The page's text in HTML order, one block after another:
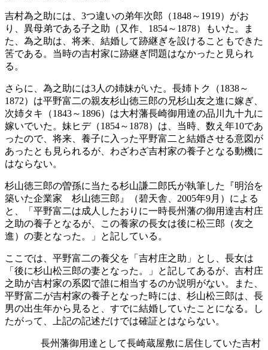
吉村為之助には、3つ違いの弟年次郎（1848～1919）がお
り、異母弟である子之助（又作、1854～1878）もいた。ま
た、為之助は、将来、結婚して跡継ぎを設けることもできた
筈である。当時の吉村家に跡継ぎ問題はなかったと見られ
る。
さらに、為之助には3人の姉妹がいた。長姉トク（1838～
1872）は平野富二の親友杉山徳三郎の兄杉山友之進に嫁ぎ、
次姉タキ（1843～1896）は大村藩長崎御用達の品川九十九に
嫁いでいた。妹ヒデ（1854～1878）は、当時、数え年10であ
ったので、将来、養子に入った平野富二と結婚させる意図が
あったとも見られるが、わざわざ吉村家の養子となる動機に
はならない。
杉山徳三郎の曽孫に当たる杉山謙二郎氏が執筆した『明治を
築いた企業家 杉山徳三郎』（碧天舎、2005年9月）による
と、「平野富二は成人したおりに一時長州藩の御用達吉村庄
之助の養子となるが、この養家の長女は後に松三郎（友之
進）の妻となった。」と記している。
ここでは、平野富二の養父を「吉村庄之助」とし、長女は
「後に杉山松三郎の妻となった。」と記してあるが、吉村庄
之助が吉村家の系図で誰に相当するのか説明がない。また、
平野富二が吉村家の養子となった時には、杉山松三郎は、長
男の出生年から見ると、すでに結婚していたことになる。し
たがって、上記の記述だけでは確証とはならない。
長州藩御用達として長崎蔵屋敷に居住していた吉村